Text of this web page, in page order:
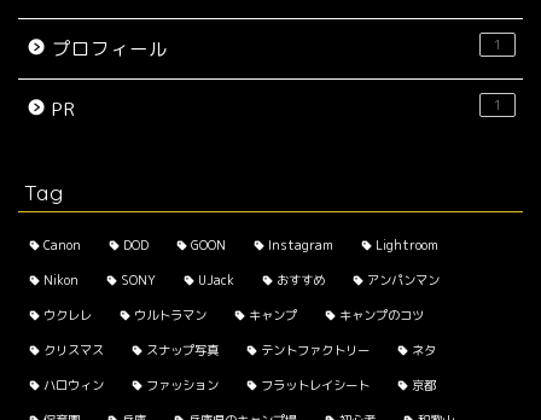
プロフィール 1
PR 1
Tag
Canon DOD GOON Instagram Lightroom
Nikon SONY UJack おすすめ アンパンマン
ウクレレ ウルトラマン キャンプ キャンプのコツ
クリスマス スナップ写真 テントファクトリー ネタ
ハロウィン ファッション フラットレイシート 京都